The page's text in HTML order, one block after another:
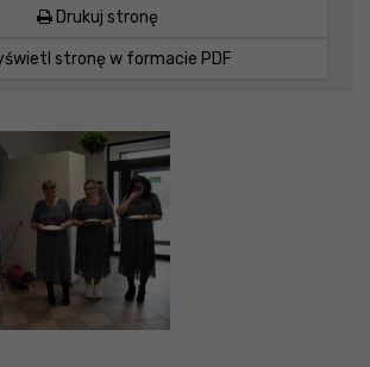
Drukuj stronę
stronę w formacie PDF